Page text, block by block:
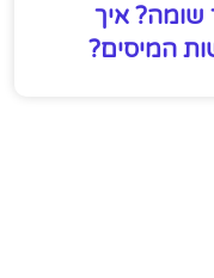
שומה? איך
המיסים?